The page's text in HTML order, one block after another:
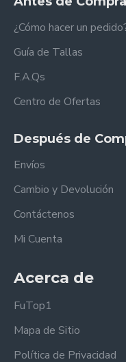
¿Cómo hacer un
Guía de Tallas
F.A.Qs
Centro de Ofertas
Después de
Envíos
Cambio y Devolución
Contáctenos
Mi Cuenta
Acerca de
FuTop1
Mapa de Sitio
Política de Privacidad